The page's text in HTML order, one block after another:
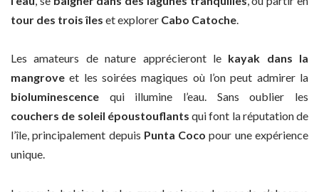
tour des trois îles et explorer Cabo Catoche
Les amateurs de nature apprécieront le kayak dans la
mangrove et les soirées magiques où l’on peut admirer la
bioluminescence qui illumine l’eau. Sans oublier les
couchers de soleil époustouflants qui font la réputation de
l’île, principalement depuis Punta Coco pour une expérience
unique.